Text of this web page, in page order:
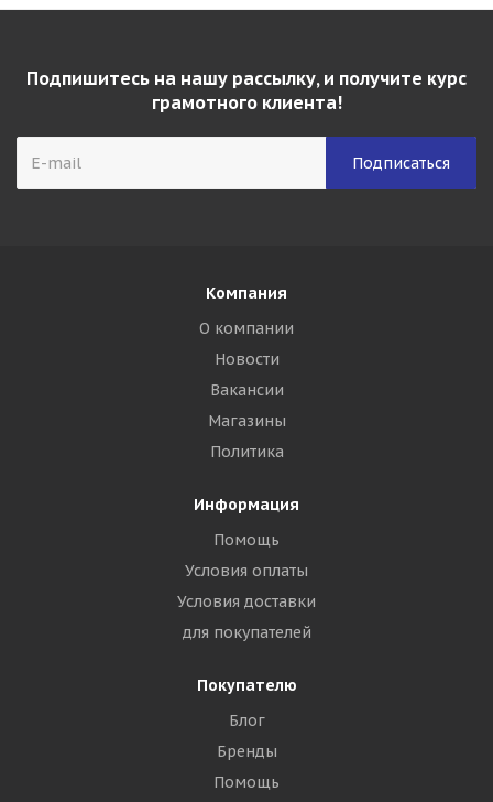
Подпишитесь на нашу рассылку, и получите курс
грамотного клиента!
Компания
О компании
Новости
Вакансии
Магазины
Политика
Информация
Помощь
Условия оплаты
Условия доставки
для покупателей
Покупателю
Блог
Бренды
Помощь